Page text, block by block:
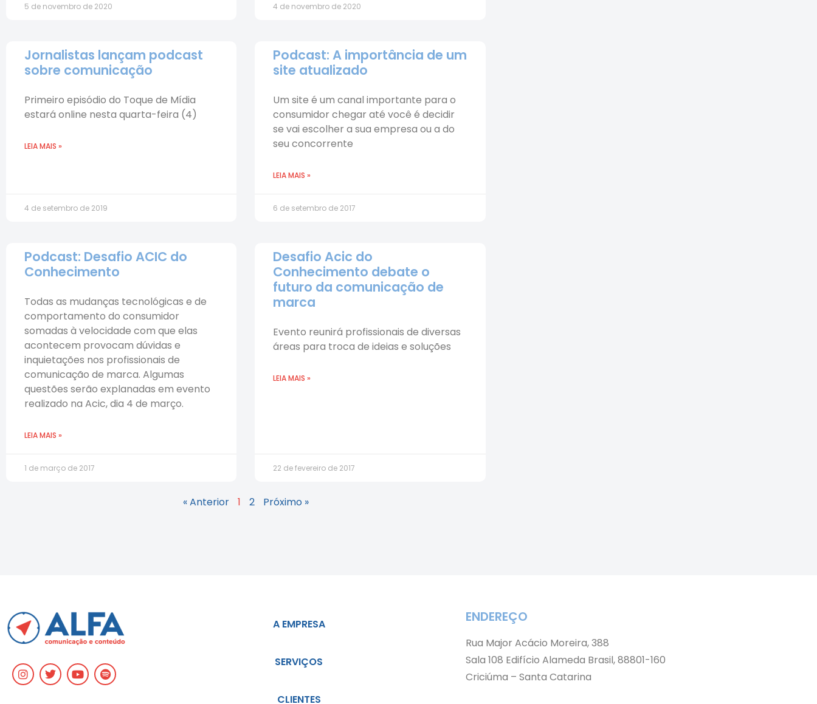
5 de novembro de 2020 4 de novembro de 2020
Jornalistas lançam podcast
sobre comunicação
Primeiro episódio do Toque de Mídia
estará online nesta quarta-feira (4)
LEIA MAIS »
4 de setembro de 2019
Podcast: A importância de um
site atualizado
Um site é um canal importante para o
consumidor chegar até você é decidir
se vai escolher a sua empresa ou a do
seu concorrente
LEIA MAIS »
6 de setembro de 2017
Podcast: Desafio ACIC do
Conhecimento
Todas as mudanças tecnológicas e de
comportamento do consumidor
somadas à velocidade com que elas
acontecem provocam dúvidas e
inquietações nos profissionais de
comunicação de marca. Algumas
questões serão explanadas em evento
realizado na Acic, dia 4 de março.
LEIA MAIS »
1 de março de 2017
Desafio Acic do
Conhecimento debate o
futuro da comunicação de
marca
Evento reunirá profissionais de diversas
áreas para troca de ideias e soluções
LEIA MAIS »
22 de fevereiro de 2017
« Anterior 1 2 Próximo »
A EMPRESA
SERVIÇOS
CLIENTES
ENDEREÇO
Rua Major Acácio Moreira, 388
Sala 108 Edifício Alameda Brasil, 88801-160
Criciúma – Santa Catarina